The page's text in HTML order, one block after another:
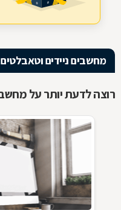
מחשבים ניידים וטאבלטים